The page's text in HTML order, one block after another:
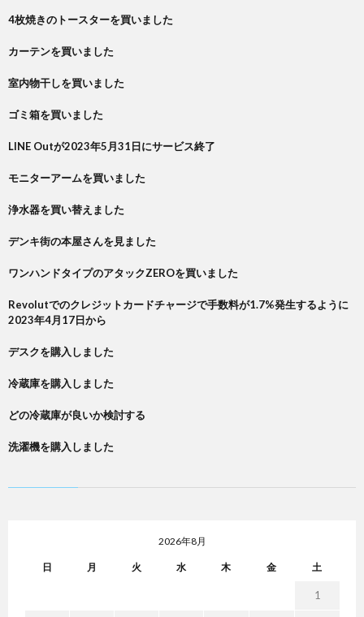
4枚焼きのトースターを買いました
カーテンを買いました
室内物干しを買いました
ゴミ箱を買いました
LINE Outが2023年5月31日にサービス終了
モニターアームを買いました
浄水器を買い替えました
デンキ街の本屋さんを見ました
ワンハンドタイプのアタックZEROを買いました
Revolutでのクレジットカードチャージで手数料が1.7%発生するように
2023年4月17日から
デスクを購入しました
冷蔵庫を購入しました
どの冷蔵庫が良いか検討する
洗濯機を購入しました
2026年8月
日 月 火 水 木 金 土
1